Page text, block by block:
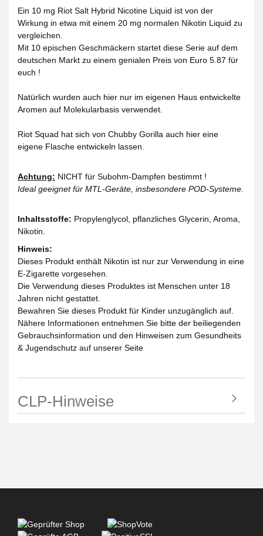
Ein 10 mg Riot Salt Hybrid Nicotine Liquid ist von der
Wirkung in etwa mit einem 20 mg normalen Nikotin Liquid zu
vergleichen.
Mit 10 epischen Geschmäckern startet diese Serie auf dem
deutschen Markt zu einem genialen Preis von Euro 5.87 für
euch !
Natürlich wurden auch hier nur im eigenen Haus entwickelte
Aromen auf Molekularbasis verwendet.
Riot Squad hat sich von Chubby Gorilla auch hier eine
eigene Flasche entwickeln lassen.
Achtung: NICHT für Subohm-Dampfen bestimmt !
Ideal geeignet für MTL-Geräte, insbesondere POD-Systeme.
Inhaltsstoffe: Propylenglycol, pflanzliches Glycerin, Aroma,
Nikotin.
Hinweis:
Dieses Produkt enthält Nikotin ist nur zur Verwendung in eine
E-Zigarette vorgesehen.
Die Verwendung dieses Produktes ist Menschen unter 18
Jahren nicht gestattet.
Bewahren Sie dieses Produkt für Kinder unzugänglich auf.
Nähere Informationen entnehmen Sie bitte der beiliegenden
Gebrauchsinformation und den Hinweisen zum Gesundheits
& Jugendschutz auf unserer Seite
CLP-Hinweise